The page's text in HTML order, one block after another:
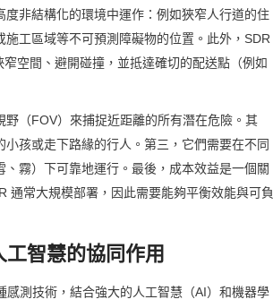
非結構化的環境中運作：例如狹窄人行道的住
工區域等不可預測障礙物的位置。此外，SDR
空間、避開碰撞，並抵達確切的配送點（例如
（FOV）來捕捉近距離的所有潛在危險。其
孩或走下路緣的行人。第三，它們需要在不同
霧）下可靠地運行。最後，成本效益是一個關
通常大規模部署，因此需要能夠平衡效能與可負
智慧的協同作用
測技術，結合強大的人工智慧（AI）和機器學